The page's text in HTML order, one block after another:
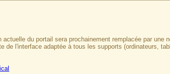
du portail sera prochainement remplacée par une
de l'interface adaptée à tous les supports (ordinateurs,